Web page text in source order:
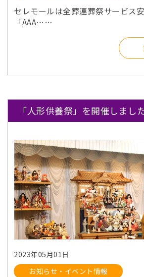
セレモールは全葬連葬祭サービス
「AAA……
「人形供養祭」を開催しまし
2023年05月01日
お知らせ・イベント情報